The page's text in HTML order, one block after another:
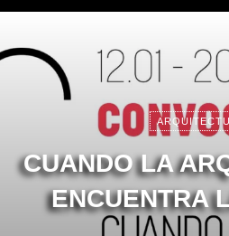
CUANDO LA
ENCUENTRA